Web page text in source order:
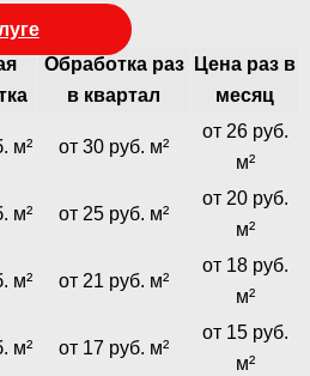
Обработка раз
в квартал
Цена раз в
месяц
м² от 30 руб. м²
от 26 руб.
м²
м² от 25 руб. м²
от 20 руб.
м²
м² от 21 руб. м²
от 18 руб.
м²
м² от 17 руб. м²
от 15 руб.
м²